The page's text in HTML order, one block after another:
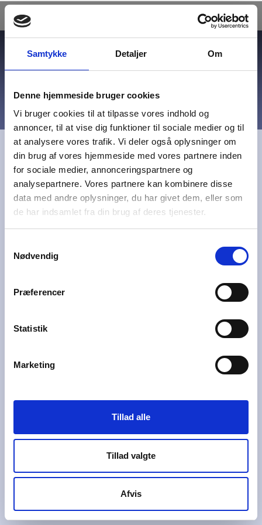
Samtykke Detaljer Om
Denne hjemmeside bruger cookies
Vi bruger cookies til at tilpasse vores indhold og
annoncer, til at vise dig funktioner til sociale medier og til
at analysere vores trafik. Vi deler også oplysninger om
din brug af vores hjemmeside med vores partnere inden
for sociale medier, annonceringspartnere og
analysepartnere. Vores partnere kan kombinere disse
data med andre oplysninger, du har givet dem, eller som
de har indsamlet fra din brug af deres tjenester.
Nødvendig
Præferencer
Statistik
Marketing
Tillad alle
Tillad valgte
Afvis
Menu
Generalforsamling i MTB
Randers
Tidspunkt: torsdag den 20. februar 2014 kl. 19.00
Afmelding mulig frem til onsdag den 19. februar
2014 kl. 18.59
Arbejdernes Landsbank
Kontakt arrangør